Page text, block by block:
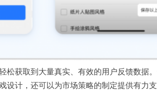
松获取到大量真实、有效的用户反馈数据
设计，还可以为市场策略的制定提供有力